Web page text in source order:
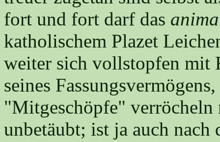
fort und fort darf das
katholischem Plazet
weiter sich vollstopfen mit
seines
"Mitgeschöpfe" verröcheln
unbetäubt; ist ja auch